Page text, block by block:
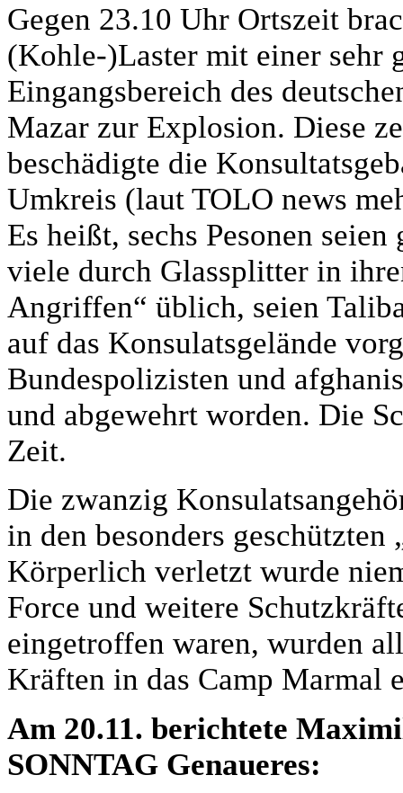
Gegen 23.10 Uhr Ortszeit
(Kohle-)Laster mit einer sehr
Eingangsbereich des
Mazar zur Explosion. Diese
beschädigte die
Umkreis (laut TOLO news
Es heißt, sechs Pesonen
viele durch Glassplitter in
Angriffen“ üblich, seien
auf das Konsulatsgelände
Bundespolizisten und
und abgewehrt worden. Die
Zeit.
Die zwanzig
in den besonders
Körperlich verletzt wurde
Force und weitere
eingetroffen waren, wurden
Kräften in das Camp Marmal
Am 20.11. berichtete
SONNTAG Genaueres: